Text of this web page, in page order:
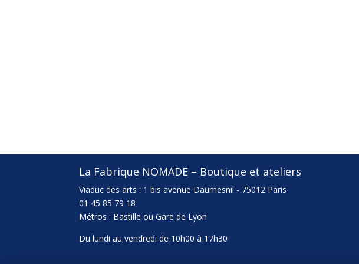
La Fabrique NOMADE – Boutique et ateliers
Viaduc des arts : 1 bis avenue Daumesnil - 75012 Paris
01 45 85 79 18
Métros : Bastille ou Gare de Lyon
Du lundi au vendredi de 10h00 à 17h30